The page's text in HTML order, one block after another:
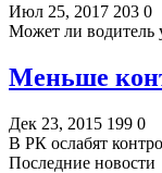
Июл 25, 2017 203 0
Может ли водитель
Меньше
Дек 23, 2015 199 0
В РК ослабят
Последние новости